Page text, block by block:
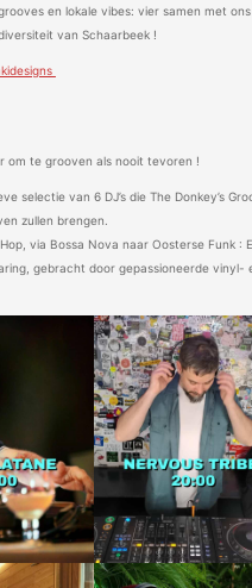
en lokale vibes: vier samen met ons
van Schaarbeek !
om te grooven als nooit tevoren !
selectie van 6 DJ’s die The Donkey’s
zullen brengen.
via Bossa Nova naar Oosterse Funk :
gebracht door gepassioneerde vinyl-